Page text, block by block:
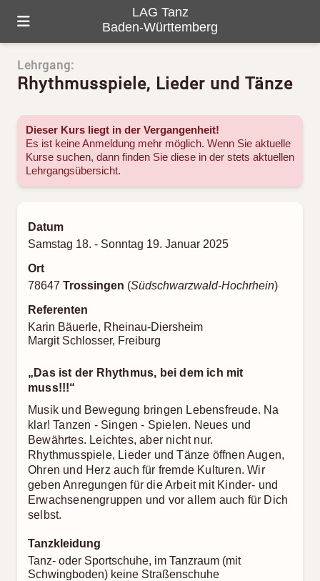
LAG Tanz
Baden-Württemberg
HOME
PROGRAMM
GALERIE
KONTAKTE
Lehrgang:
Rhythmusspiele, Lieder und Tänze
Dieser Kurs liegt in der Vergangenheit!
Es ist keine Anmeldung mehr möglich. Wenn Sie aktuelle
Kurse suchen, dann finden Sie diese in der stets aktuellen
Lehrgangsübersicht.
Datum
Samstag 18. - Sonntag 19. Januar 2025
Ort
78647 Trossingen (Südschwarzwald-Hochrhein)
Referenten
Karin Bäuerle, Rheinau-Diersheim
Margit Schlosser, Freiburg
„Das ist der Rhythmus, bei dem ich mit
muss!!!“
Musik und Bewegung bringen Lebensfreude. Na
klar! Tanzen - Singen - Spielen. Neues und
Bewährtes. Leichtes, aber nicht nur.
Rhythmusspiele, Lieder und Tänze öffnen Augen,
Ohren und Herz auch für fremde Kulturen. Wir
geben Anregungen für die Arbeit mit Kinder- und
Erwachsenengruppen und vor allem auch für Dich
selbst.
Tanzkleidung
Tanz- oder Sportschuhe, im Tanzraum (mit
Schwingboden) keine Straßenschuhe